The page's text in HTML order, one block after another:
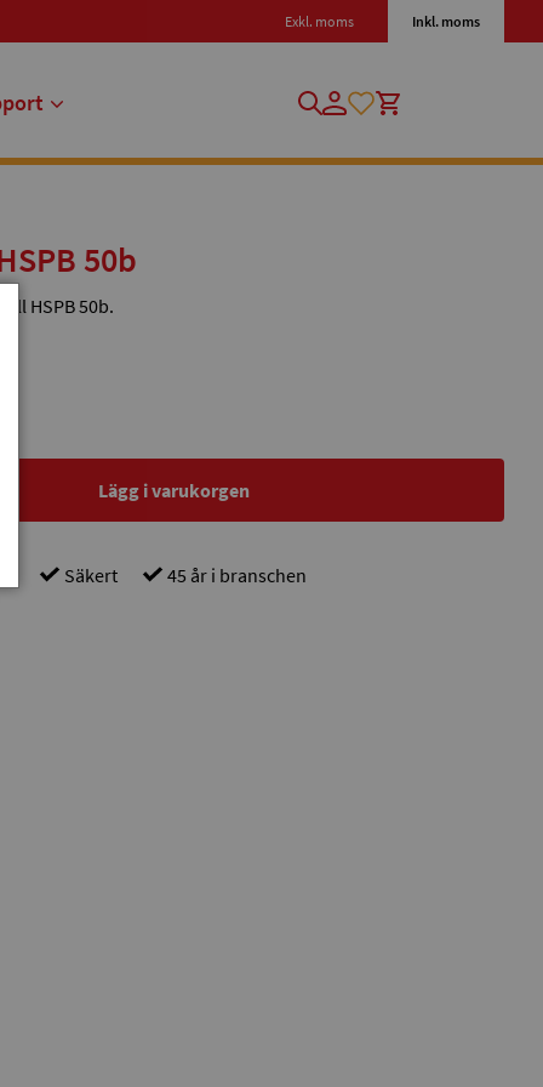
Exkl. moms Inkl. moms
50b
HSPB 50b.
Lägg i varukorgen
Säkert 45 år i branschen